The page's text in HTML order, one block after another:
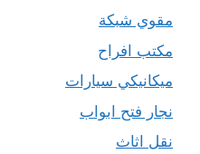
مقوي شبكة
مكتب افراح
ميكانيكي سيارات
نجار فتح ابواب
نقل اثاث